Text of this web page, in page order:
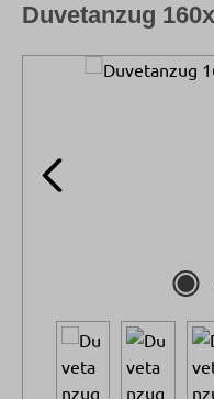
Bildergalerie
Duvetanzug